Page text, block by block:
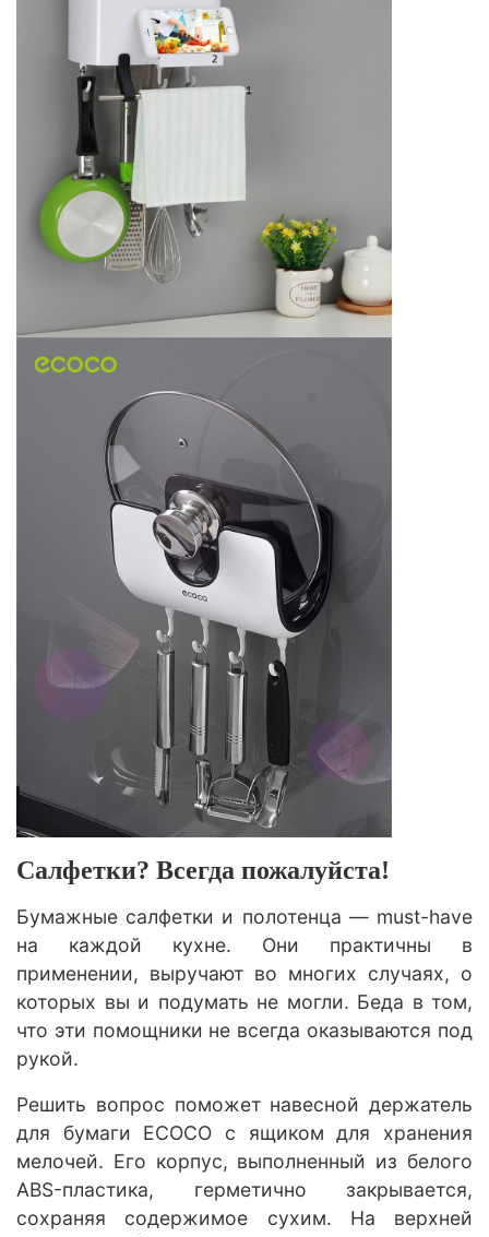
Салфетки? Всегда пожалуйста!
Бумажные салфетки и полотенца — must-have
на каждой кухне. Они практичны в
применении, выручают во многих случаях, о
которых вы и подумать не могли. Беда в том,
что эти помощники не всегда оказываются под
рукой.
Решить вопрос поможет навесной держатель
для бумаги ECOCO с ящиком для хранения
мелочей. Его корпус, выполненный из белого
ABS-пластика, герметично закрывается,
сохраняя содержимое сухим. На верхней